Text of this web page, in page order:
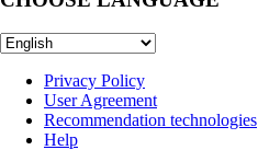
Privacy Policy
User Agreement
Recommendation technologies
Help